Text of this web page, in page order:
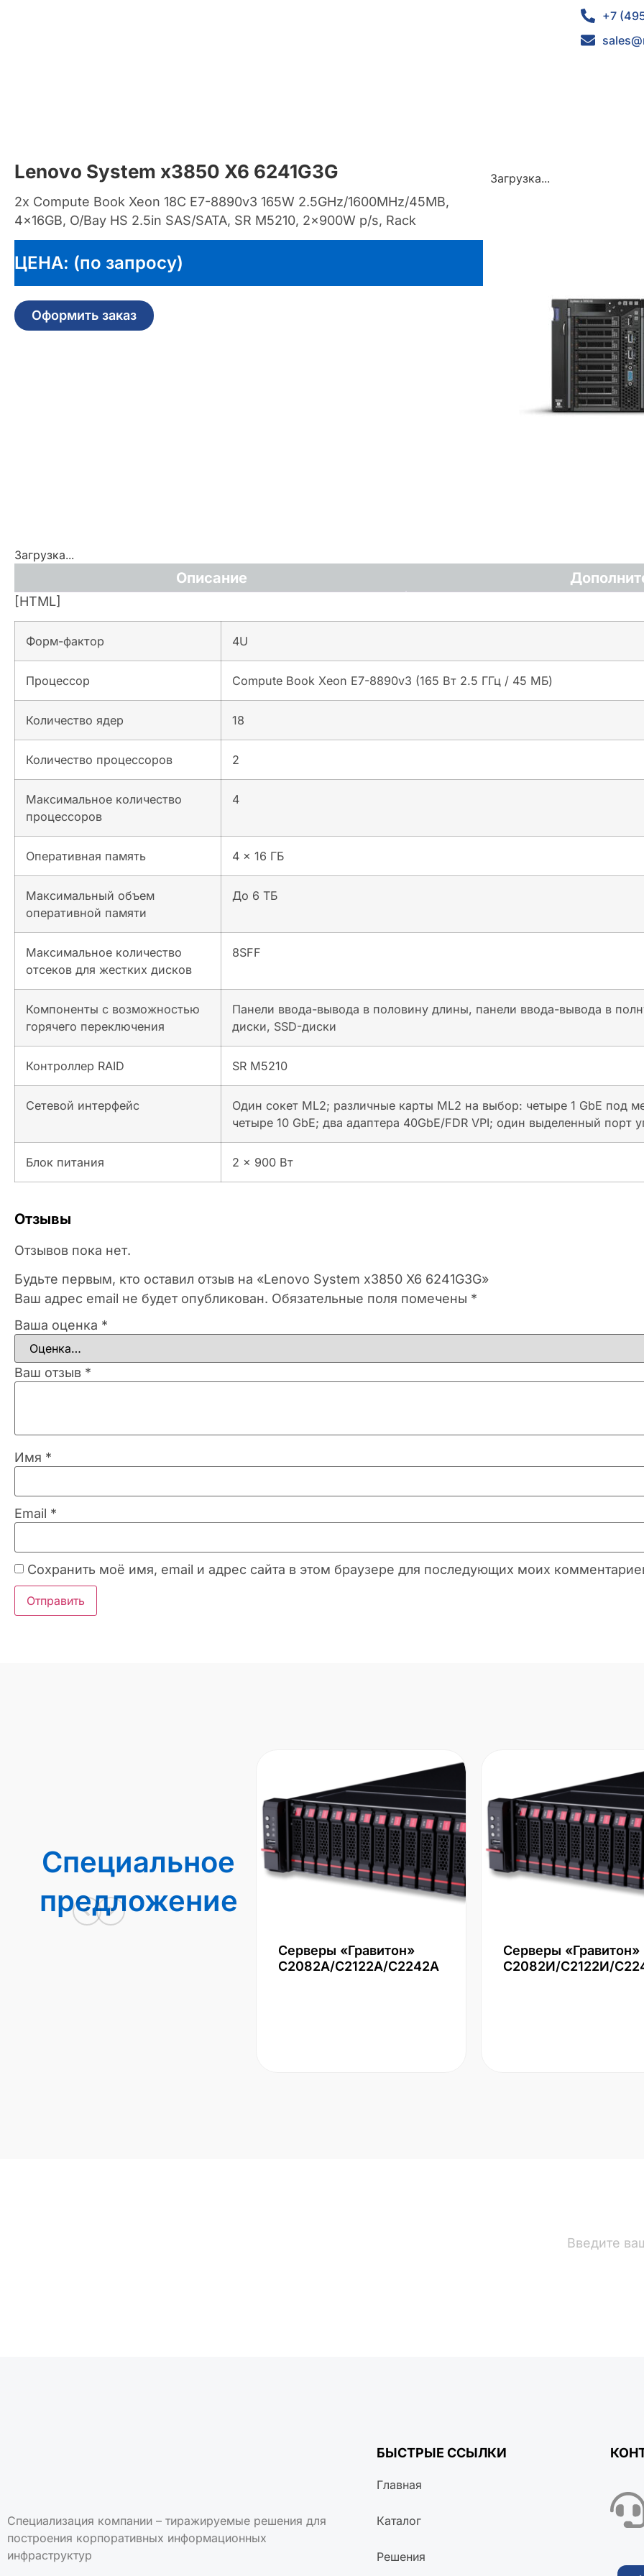
+7
Lenovo System x3850 X6 6241G3G
2x Compute Book Xeon 18C E7-8890v3 165W 2.5GHz/1600MHz/45MB,
4x16GB, O/Bay HS 2.5in SAS/SATA, SR M5210, 2x900W p/s, Rack
ЦЕНА: (по запросу)
Оформить заказ
Загрузка...
Загрузка...
Описание
[HTML]
Форм-фактор 4U
Процессор Compute Book Xeon E7-8890v3 (165 Вт 2.5 ГГц / 45 МБ)
Количество ядер 18
Количество процессоров 2
Максимальное количество
процессоров
4
Оперативная память 4 x 16 ГБ
Максимальный объем
оперативной памяти
До 6 ТБ
Максимальное количество
отсеков для жестких дисков
8SFF
Компоненты с возможностью
горячего переключения
Панели ввода-вывода в половину длины, панели ввода-вывода в
диски, SSD-диски
Контроллер RAID SR M5210
Сетевой интерфейс
Один сокет ML2; различные карты ML2 на выбор: четыре 1 GbE под
четыре 10 GbE; два адаптера 40GbE/FDR VPI; один выделенный порт
Блок питания 2 x 900 Вт
Отзывы
Отзывов пока нет.
Будьте первым, кто оставил отзыв на «Lenovo System x3850 X6 6241G3G»
Ваш адрес email не будет опубликован. Обязательные поля помечены *
Ваша оценка *
Ваш отзыв *
Имя *
Email *
Сохранить моё имя, email и адрес сайта в этом браузере для последующих моих
Специальное
предложение
Серверы «Гравитон»
С2082А/С2122А/С2242А
Серверы «Гравитон»
С2082И/С2122И/
Специализация компании – тиражируемые решения для
построения корпоративных информационных
инфраструктур
БЫСТРЫЕ ССЫЛКИ
Главная
Каталог
Решения